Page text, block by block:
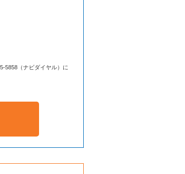
5858（ナビダイヤル）に